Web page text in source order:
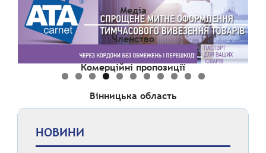
Медіа
Членство
Комерційні пропозиції
Вінницька область
НОВИНИ